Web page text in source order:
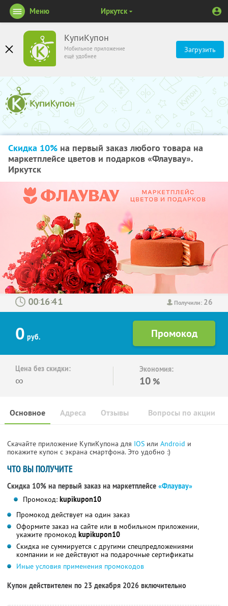
КупиКупон
Мобильное приложение
ещё удобнее
Загрузить
Меню Иркутск
Скидка 10% на первый заказ любого товара на
маркетплейсе цветов и подарков «Флаувау».
Иркутск
Получили: 26
: :
0 руб.
Цена без скидки:
∞
Экономия:
10 %
Основное Отзывы Вопросы по акции
Адреса
Скачайте приложение КупиКупона для IOS или Android и
покажите купон с экрана смартфона. Это удобно :)
ЧТО ВЫ ПОЛУЧИТЕ
Скидка 10% на первый заказ на маркетплейсе «Флаувау»
Промокод: kupikupon10
Промокод действует на один заказ
Оформите заказ на сайте или в мобильном приложении,
укажите промокод kupikupon10
Скидка не суммируется с другими спецпредложениями
компании и не действуют на подарочные сертификаты
Иные условия применения промокодов
Купон действителен по 23 декабря 2026 включительно